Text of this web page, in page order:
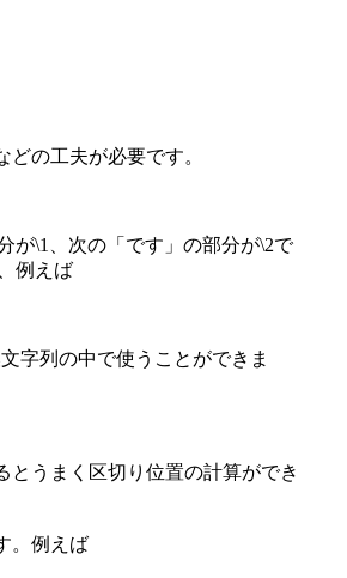
の工夫が必要です。
が\1、次の「です」の部分が\2で
例えば
字列の中で使うことができま
うまく区切り位置の計算ができ
。例えば